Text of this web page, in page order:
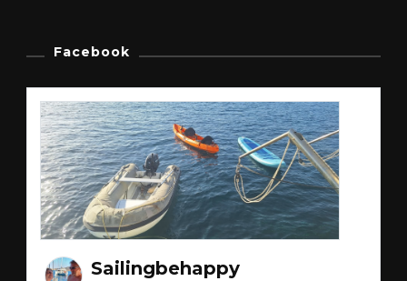
Facebook
Sailingbehappy